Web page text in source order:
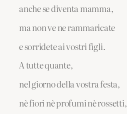
anche se diventa mamma,
ma non ve ne rammaricate
e sorridete ai vostri figli.
A tutte quante,
nel giorno della vostra festa,
nè fiori nè profumi nè rossetti,